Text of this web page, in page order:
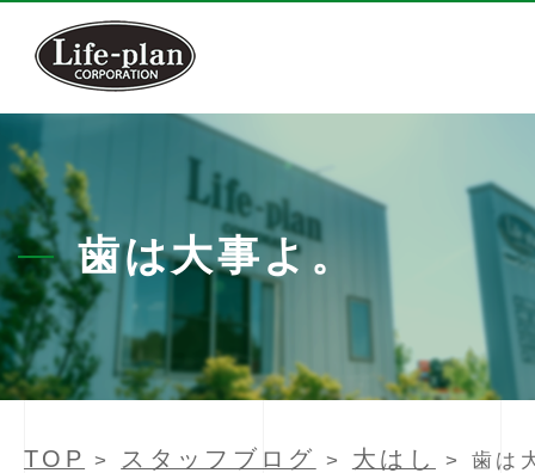
歯は大事よ。
TOP > スタッフブログ > 大はし > 歯は